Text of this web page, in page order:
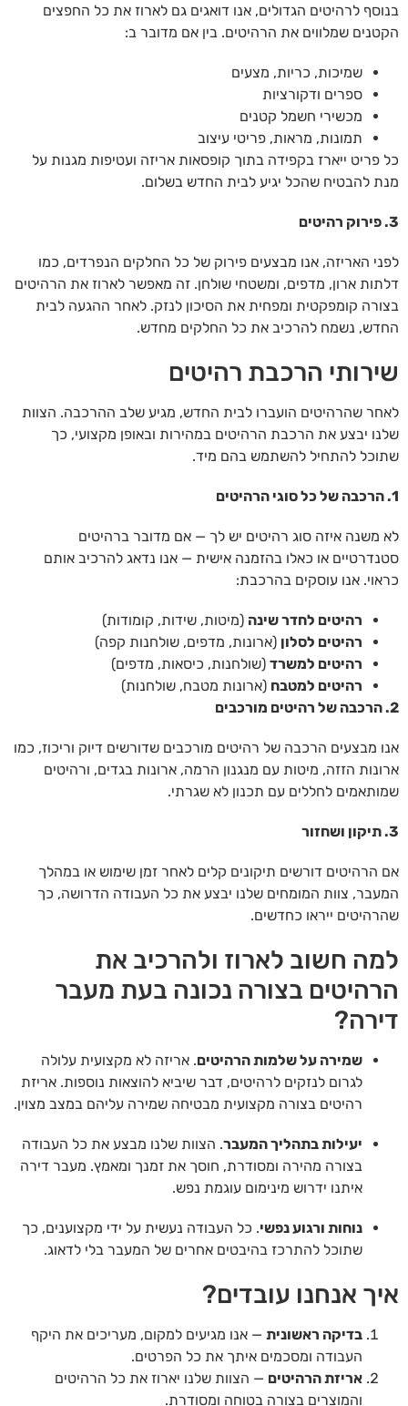
בנוסף לרהיטים הגדולים, אנו דואגים גם לארוז את כל החפצים
הקטנים שמלווים את הרהיטים. בין אם מדובר ב:
שמיכות, כריות, מצעים
ספרים ודקורציות
מכשירי חשמל קטנים
תמונות, מראות, פריטי עיצוב
כל פריט ייארז בקפידה בתוך קופסאות אריזה ועטיפות מגנות על
מנת להבטיח שהכל יגיע לבית החדש בשלום.
3. פירוק רהיטים
לפני האריזה, אנו מבצעים פירוק של כל החלקים הנפרדים, כמו
דלתות ארון, מדפים, ומשטחי שולחן. זה מאפשר לארוז את הרהיטים
בצורה קומפקטית ומפחית את הסיכון לנזק. לאחר ההגעה לבית
החדש, נשמח להרכיב את כל החלקים מחדש.
שירותי הרכבת רהיטים
לאחר שהרהיטים הועברו לבית החדש, מגיע שלב ההרכבה. הצוות
שלנו יבצע את הרכבת הרהיטים במהירות ובאופן מקצועי, כך
שתוכל להתחיל להשתמש בהם מיד.
1. הרכבה של כל סוגי הרהיטים
לא משנה איזה סוג רהיטים יש לך — אם מדובר ברהיטים
סטנדרטיים או כאלו בהזמנה אישית — אנו נדאג להרכיב אותם
כראוי. אנו עוסקים בהרכבת:
רהיטים לחדר שינה (מיטות, שידות, קומודות)
רהיטים לסלון (ארונות, מדפים, שולחנות קפה)
רהיטים למשרד (שולחנות, כיסאות, מדפים)
רהיטים למטבח (ארונות מטבח, שולחנות)
2. הרכבה של רהיטים מורכבים
אנו מבצעים הרכבה של רהיטים מורכבים שדורשים דיוק וריכוז, כמו
ארונות הזזה, מיטות עם מנגנון הרמה, ארונות בגדים, ורהיטים
שמותאמים לחללים עם תכנון לא שגרתי.
3. תיקון ושחזור
אם הרהיטים דורשים תיקונים קלים לאחר זמן שימוש או במהלך
המעבר, צוות המומחים שלנו יבצע את כל העבודה הדרושה, כך
שהרהיטים ייראו כחדשים.
למה חשוב לארוז ולהרכיב את
הרהיטים בצורה נכונה בעת מעבר
דירה?
שמירה על שלמות הרהיטים. אריזה לא מקצועית עלולה
לגרום לנזקים לרהיטים, דבר שיביא להוצאות נוספות. אריזת
רהיטים בצורה מקצועית מבטיחה שמירה עליהם במצב מצוין.
יעילות בתהליך המעבר. הצוות שלנו מבצע את כל העבודה
בצורה מהירה ומסודרת, חוסך את זמנך ומאמץ. מעבר דירה
איתנו ידרוש מינימום עוגמת נפש.
נוחות ורגוע נפשי. כל העבודה נעשית על ידי מקצוענים, כך
שתוכל להתרכז בהיבטים אחרים של המעבר בלי לדאוג.
איך אנחנו עובדים?
בדיקה ראשונית — אנו מגיעים למקום, מעריכים את היקף
העבודה ומסכמים איתך את כל הפרטים.
אריזת הרהיטים — הצוות שלנו יארוז את כל הרהיטים
והמוצרים בצורה בטוחה ומסודרת.